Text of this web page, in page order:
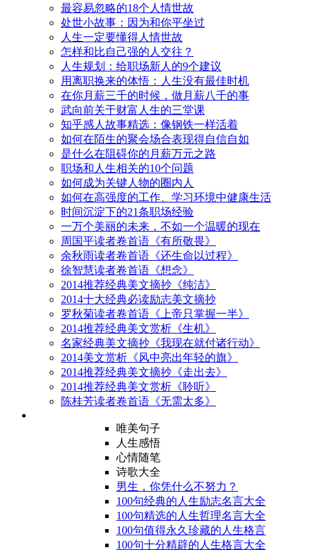
最容易忽略的18个人情世故
处世小故事：因为和你平坐过
人生一定要懂得人情世故
怎样和比自己强的人交往？
人生规划：给职场新人的9个建议
用离职换来的体悟：人生没有最佳时机
在你月薪三千的时候，做月薪八千的事
武向前关于财富人生的三堂课
知乎感人故事精选：像钢铁一样活着
如何在陌生的聚会场合表现得自信自如
是什么在阻碍你的月薪万元之路
职场和人生相关的10个问题
如何成为关键人物的圈内人
如何在高强度的工作、学习环境中健康生活
时间沉淀下的21条职场经验
一万个美丽的未来，不如一个温暖的现在
周国平读者卷首语《有所敬畏》
余秋雨读者卷首语《还生命以过程》
徐智慧读者卷首语《想念》
2014推荐经典美文摘抄《纯洁》
2014十大经典必读励志美文摘抄
罗秋菊读者卷首语《上帝只掌握一半》
2014推荐经典美文赏析《生机》
名家经典美文摘抄《我现在就付诸行动》
2014美文赏析《风中亮出年轻的旗》
2014推荐经典美文摘抄《走出去》
2014推荐经典美文赏析《聆听》
陈桂芳读者卷首语《无需太多》
唯美句子
人生感悟
心情随笔
诗歌大全
男生，你凭什么不努力？
100句经典的人生励志名言大全
100句精选的人生哲理名言大全
100句值得永久珍藏的人生格言
100句十分精辟的人生格言大全